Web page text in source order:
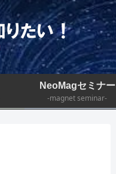
NeoMagセミナー
-magnet seminar-